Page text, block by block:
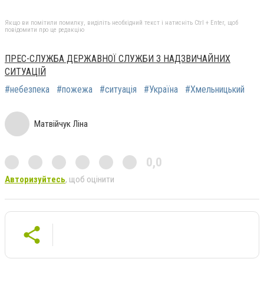
Якщо ви помітили помилку, виділіть необхідний текст і натисніть Ctrl + Enter, щоб
повідомити про це редакцію
ПРЕС-СЛУЖБА ДЕРЖАВНОЇ СЛУЖБИ З НАДЗВИЧАЙНИХ
СИТУАЦІЙ
#небезпека
#пожежа #ситуація #Україна #Хмельницький
Матвійчук Ліна
0,0
Авторизуйтесь, щоб оцінити